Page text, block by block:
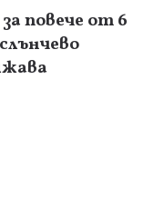
повече от 6